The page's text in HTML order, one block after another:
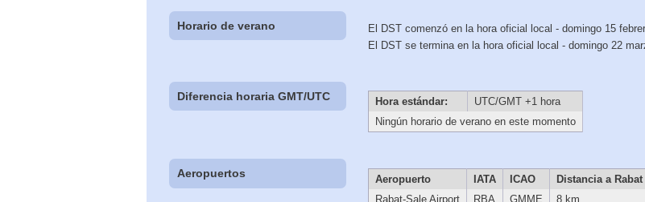
Horario de verano
El DST comenzó en la hora oficial local - domingo 15
El DST se termina en la hora oficial local - domingo 22
Diferencia horaria GMT/UTC Hora estándar:
UTC/GMT +1 hora
Ningún horario de verano en este momento
Aeropuertos Aeropuerto IATA ICAO
Distancia a Rabat
Rabat-Sale Airport
RBA GMME 8 km